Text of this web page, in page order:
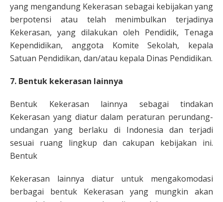
yang mengandung Kekerasan sebagai kebijakan yang
berpotensi atau telah menimbulkan terjadinya
Kekerasan, yang dilakukan oleh Pendidik, Tenaga
Kependidikan, anggota Komite Sekolah, kepala
Satuan Pendidikan, dan/atau kepala Dinas Pendidikan.
7. Bentuk kekerasan lainnya
Bentuk Kekerasan lainnya sebagai tindakan
Kekerasan yang diatur dalam peraturan perundang-
undangan yang berlaku di Indonesia dan terjadi
sesuai ruang lingkup dan cakupan kebijakan ini.
Bentuk
Kekerasan lainnya diatur untuk mengakomodasi
berbagai bentuk Kekerasan yang mungkin akan